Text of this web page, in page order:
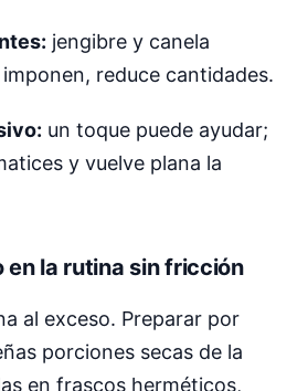
jengibre y canela
reduce cantidades.
un toque puede ayudar;
y vuelve plana la
en la rutina sin fricción
al exceso. Preparar por
porciones secas de la
en frascos herméticos,